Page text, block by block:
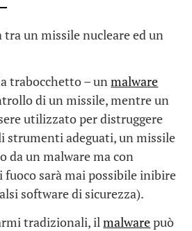
tra un missile nucleare ed un
trabocchetto – unmalware
di un missile, mentre un
utilizzato per distruggere
strumenti adeguati, un missile
da un malware ma con
fuoco sarà mai possibile inibire
software di sicurezza).
tradizionali, ilmalwarepuò